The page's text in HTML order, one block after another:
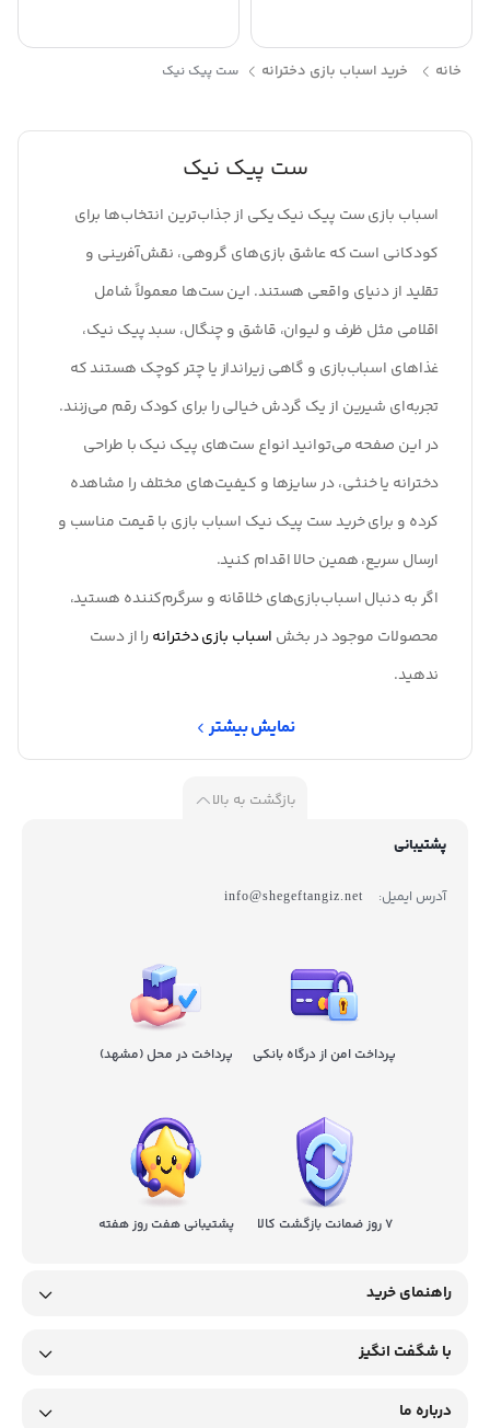
خانه خرید اسباب بازی دخترانه ست پیک نیک
ست پیک نیک
اسباب بازی ست پیک نیک یکی از جذاب‌ترین انتخاب‌ها برای
کودکانی است که عاشق بازی‌های گروهی، نقش‌آفرینی و
تقلید از دنیای واقعی هستند. این ست‌ها معمولاً شامل
اقلامی مثل ظرف و لیوان، قاشق و چنگال، سبد پیک نیک،
غذاهای اسباب‌بازی و گاهی زیرانداز یا چتر کوچک هستند که
تجربه‌ای شیرین از یک گردش خیالی را برای کودک رقم می‌زنند.
در این صفحه می‌توانید انواع ست‌های پیک نیک با طراحی
دخترانه یا خنثی، در سایزها و کیفیت‌های مختلف را مشاهده
کرده و برای خرید ست پیک نیک اسباب بازی با قیمت مناسب و
ارسال سریع، همین حالا اقدام کنید.
اگر به دنبال اسباب‌بازی‌های خلاقانه و سرگرم‌کننده هستید،
محصولات موجود در بخش اسباب بازی دخترانه را از دست
ندهید.
نمایش بیشتر
بازگشت به بالا
پشتیبانی
آدرس ایمیل: info@shegeftangiz.net
پرداخت امن از درگاه بانکی پرداخت در محل (مشهد)
7 روز ضمانت بازگشت کالا پشتیبانی هفت روز هفته
راهنمای خرید
با شگفت انگیز
درباره ما